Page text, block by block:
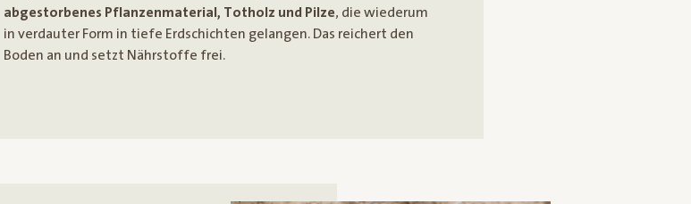
abgestorbenes Pflanzenmaterial, Totholz und Pilze, die wiederum
in verdauter Form in tiefe Erdschichten gelangen. Das reichert den
Boden an und setzt Nährstoffe frei.